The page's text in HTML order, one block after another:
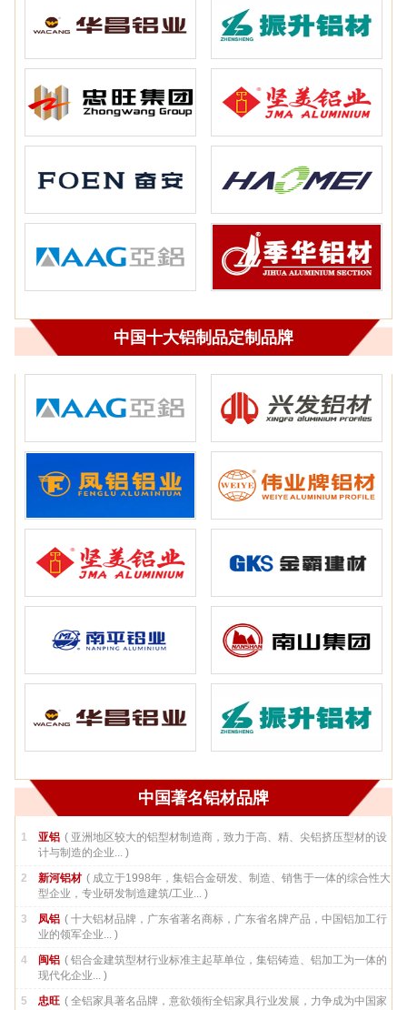
中国十大铝制品定制品牌
中国著名铝材品牌
1 亚铝 ( 亚洲地区较大的铝型材制造商，致力于高、精、尖铝挤压型材的设
计与制造的企业... )
2
新河铝材 ( 成立于1998年，集铝合金研发、制造、销售于一体的综合性大
型企业，专业研发制造建筑/工业... )
3
凤铝 ( 十大铝材品牌，广东省著名商标，广东省名牌产品，中国铝加工行
业的领军企业... )
4
闽铝 ( 铝合金建筑型材行业标准主起草单位，集铝铸造、铝加工为一体的
现代化企业... )
5
忠旺 ( 全铝家具著名品牌，意欲领衔全铝家具行业发展，力争成为中国家